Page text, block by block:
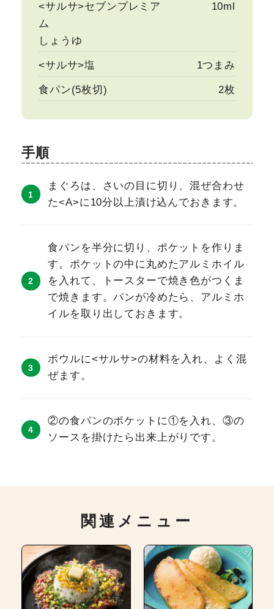
<サルサ>セブンプレミア
ム
しょうゆ
10ml
<サルサ>塩 1つまみ
食パン(5枚切) 2枚
手順
まぐろは、さいの目に切り、混ぜ合わせ
た<A>に10分以上漬け込んでおきます。
食パンを半分に切り、ポケットを作りま
す。ポケットの中に丸めたアルミホイル
を入れて、トースターで焼き色がつくま
で焼きます。パンが冷めたら、アルミホ
イルを取り出しておきます。
ボウルに<サルサ>の材料を入れ、よく混
ぜます。
②の食パンのポケットに①を入れ、③の
ソースを掛けたら出来上がりです。
関連メニュー